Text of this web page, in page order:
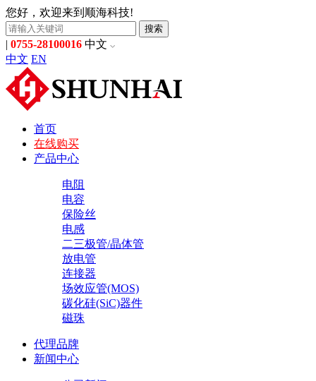
您好，欢迎来到顺海科技!
搜索
| 0755-28100016 中文
中文 EN
首页
在线购买
产品中心
电阻
电容
保险丝
电感
二三极管/晶体管
放电管
连接器
场效应管(MOS)
碳化硅(SiC)器件
磁珠
代理品牌
新闻中心